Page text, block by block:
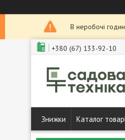
В неробочі
+380 (67) 133-92-10
Знижки Каталог